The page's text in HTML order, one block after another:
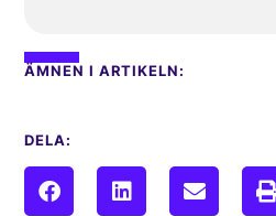
ÄMNEN I ARTIKELN:
DELA: